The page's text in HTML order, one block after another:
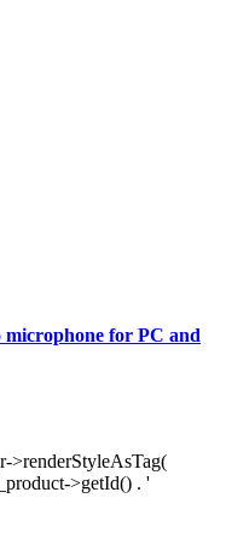
microphone for PC and
>renderStyleAsTag(
>getId() . '